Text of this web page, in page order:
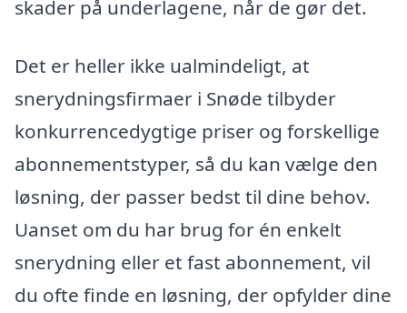
skader på underlagene, når de gør det.
Det er heller ikke ualmindeligt, at
snerydningsfirmaer i Snøde tilbyder
konkurrencedygtige priser og forskellige
abonnementstyper, så du kan vælge den
løsning, der passer bedst til dine behov.
Uanset om du har brug for én enkelt
snerydning eller et fast abonnement, vil
du ofte finde en løsning, der opfylder dine